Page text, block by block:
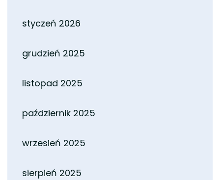
styczeń 2026
grudzień 2025
listopad 2025
październik 2025
wrzesień 2025
sierpień 2025